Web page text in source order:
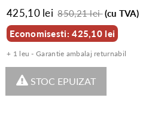
425,10 lei 850,21 lei(cu TVA)
Economisesti: 425,10 lei
+ 1 leu - Garantie ambalaj returnabil
STOC EPUIZAT